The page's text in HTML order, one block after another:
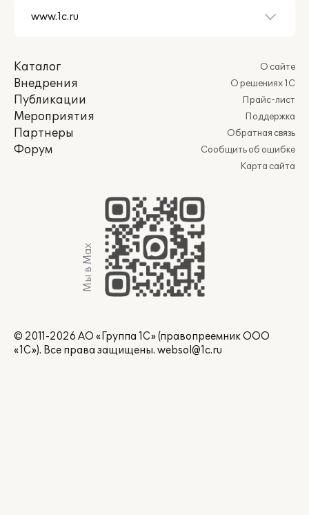
Каталог
Внедрения
Публикации
Мероприятия
Партнеры
Форум
О сайте
О решениях 1С
Прайс-лист
Поддержка
Обратная связь
Сообщить об ошибке
Карта сайта
Мы в Max
© 2011-2026 АО «Группа 1С» (правопреемник ООО
«1С»). Все права защищены. websol@1c.ru